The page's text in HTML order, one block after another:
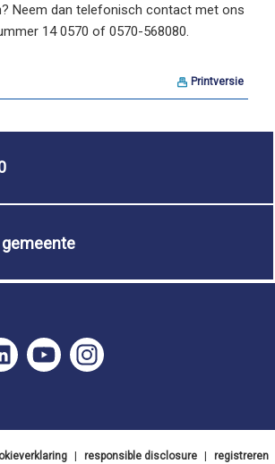
Neem dan telefonisch contact met ons
14 0570 of 0570-568080.
Printversie
| responsible disclosure | registreren